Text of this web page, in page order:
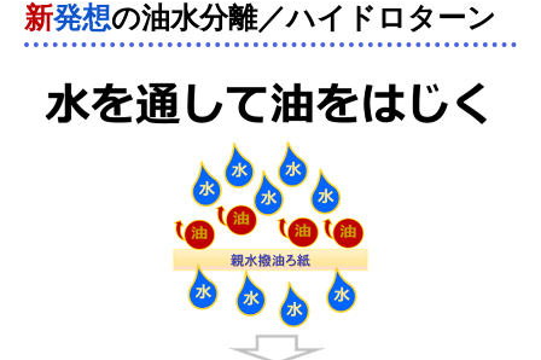
新発想の油水分離／ハイドロターン